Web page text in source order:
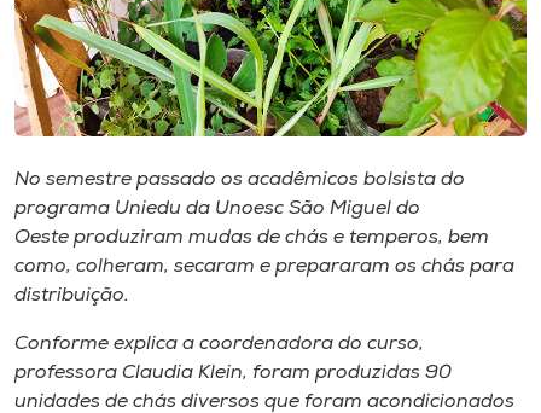
Rádio
Museu
Unoesc
Store
Selecione
o idioma
No semestre passado os acadêmicos bolsista do
programa Uniedu da Unoesc São Miguel do
Oeste produziram mudas de chás e temperos, bem
como, colheram, secaram e prepararam os chás para
distribuição.
Conforme explica a coordenadora do curso,
professora Claudia Klein, foram produzidas 90
unidades de chás diversos que foram acondicionados